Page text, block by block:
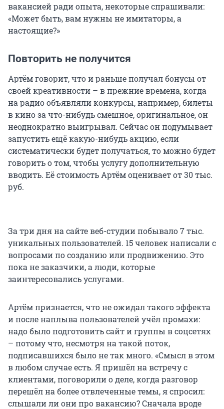
вакансией ради опыта, некоторые спрашивали:
«Может быть, вам нужны не имитаторы, а
настоящие?»
Повторить не получится
Артём говорит, что и раньше получал бонусы от
своей креативности – в прежние времена, когда
на радио объявляли конкурсы, например, билеты
в кино за что-нибудь смешное, оригинальное, он
неоднократно выигрывал. Сейчас он подумывает
запустить ещё какую-нибудь акцию, если
систематически будет получаться, то можно будет
говорить о том, чтобы услугу дополнительную
вводить. Её стоимость Артём оценивает от 30 тыс.
руб.
За три дня на сайте веб-студии побывало 7 тыс.
уникальных пользователей. 15 человек написали с
вопросами по созданию или продвижению. Это
пока не заказчики, а люди, которые
заинтересовались услугами.
Артём признается, что не ожидал такого эффекта
и после наплыва пользователей учёл промахи:
надо было подготовить сайт и группы в соцсетях
– потому что, несмотря на такой поток,
подписавшихся было не так много. «Смысл в этом
в любом случае есть. Я пришёл на встречу с
клиентами, поговорили о деле, когда разговор
перешёл на более отвлеченные темы, я спросил:
слышали ли они про вакансию? Сначала вроде